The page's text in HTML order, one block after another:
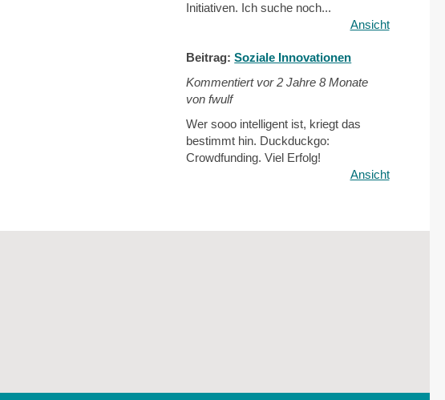
Initiativen. Ich suche noch...
Ansicht
Beitrag:Soziale Innovationen
Kommentiert vor2 Jahre 8 Monate
von fwulf
Wer sooo intelligent ist, kriegt das
bestimmt hin. Duckduckgo:
Crowdfunding. Viel Erfolg!
Ansicht